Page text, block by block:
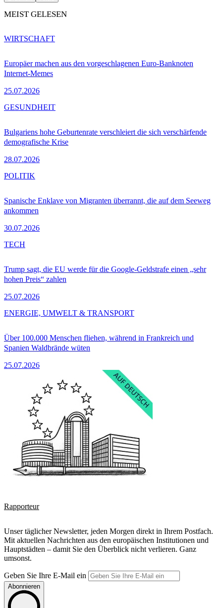
MEIST GELESEN
Europäer machen aus den vorgeschlagenen Euro-Banknoten
Internet-Memes
25.07.2026
WIRTSCHAFT
Bulgariens hohe Geburtenrate verschleiert die sich verschärfende
demografische Krise
28.07.2026
GESUNDHEIT
Spanische Enklave von Migranten überrannt, die auf dem Seeweg
ankommen
30.07.2026
POLITIK
Trump sagt, die EU werde für die Google-Geldstrafe einen „sehr
hohen Preis“ zahlen
25.07.2026
TECH
Über 100.000 Menschen fliehen, während in Frankreich und
Spanien Waldbrände wüten
25.07.2026
ENERGIE, UMWELT & TRANSPORT
Rapporteur
Unser täglicher Newsletter, jeden Morgen direkt in Ihrem Postfach.
Mit aktuellen Nachrichten aus den europäischen Institutionen und
Hauptstädten – damit Sie den Überblick nicht verlieren. Ganz
umsonst.
Geben Sie Ihre E-Mail ein
Abonnieren